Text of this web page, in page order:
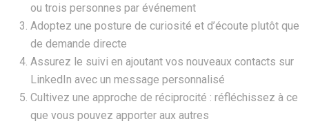
ou trois personnes par événement
Adoptez une posture de curiosité et d’écoute plutôt que
de demande directe
Assurez le suivi en ajoutant vos nouveaux contacts sur
LinkedIn avec un message personnalisé
Cultivez une approche de réciprocité : réfléchissez à ce
que vous pouvez apporter aux autres